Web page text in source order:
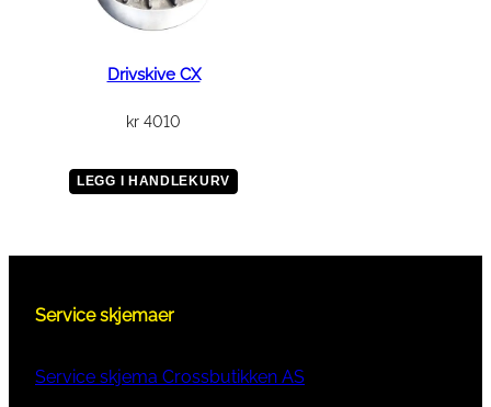
Drivskive CX
kr 4010
LEGG I HANDLEKURV
Service skjemaer
Service skjema Crossbutikken AS